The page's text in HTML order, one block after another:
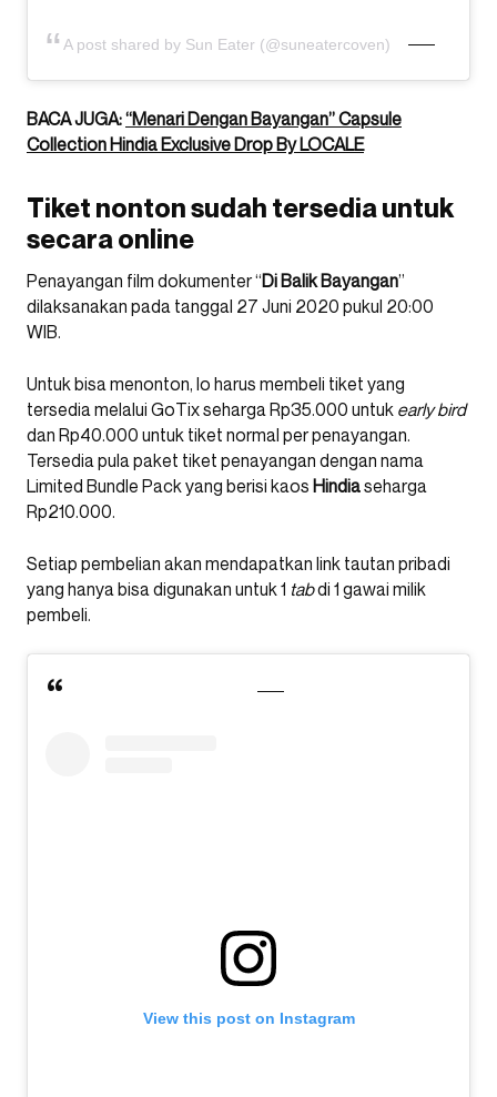
A post shared by Sun Eater (@suneatercoven)
BACA JUGA:“Menari Dengan Bayangan” Capsule
Collection Hindia Exclusive Drop By LOCALE
Tiket nonton sudah tersedia untuk
secara online
Penayangan film dokumenter “Di Balik Bayangan”
dilaksanakan pada tanggal 27 Juni 2020 pukul 20:00
WIB.
Untuk bisa menonton, lo harus membeli tiket yang
tersedia melalui GoTix seharga Rp35.000 untuk early bird
dan Rp40.000 untuk tiket normal per penayangan.
Tersedia pula paket tiket penayangan dengan nama
Limited Bundle Pack yang berisi kaos Hindiaseharga
Rp210.000.
Setiap pembelian akan mendapatkan link tautan pribadi
yang hanya bisa digunakan untuk 1 tabdi 1 gawai milik
pembeli.
View this post on Instagram